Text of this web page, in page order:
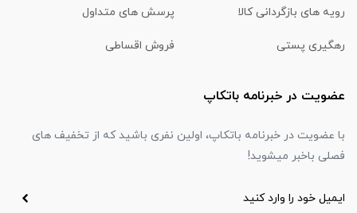
رویه های بازگردانی کالا پرسش های متداول
رهگیری پستی فروش اقساطی
عضویت در خبرنامه باتکاپ
با عضویت در خبرنامه باتکاپ، اولین نفری باشید که از تخفیف های
فصلی باخبر میشوید!